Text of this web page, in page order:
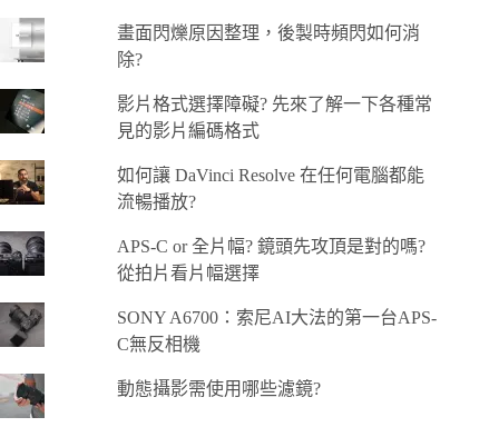
畫面閃爍原因整理，後製時頻閃如何消
除?
影片格式選擇障礙? 先來了解一下各種常
見的影片編碼格式
如何讓 DaVinci Resolve 在任何電腦都能
流暢播放?
APS-C or 全片幅? 鏡頭先攻頂是對的嗎?
從拍片看片幅選擇
SONY A6700：索尼AI大法的第一台APS-
C無反相機
動態攝影需使用哪些濾鏡?